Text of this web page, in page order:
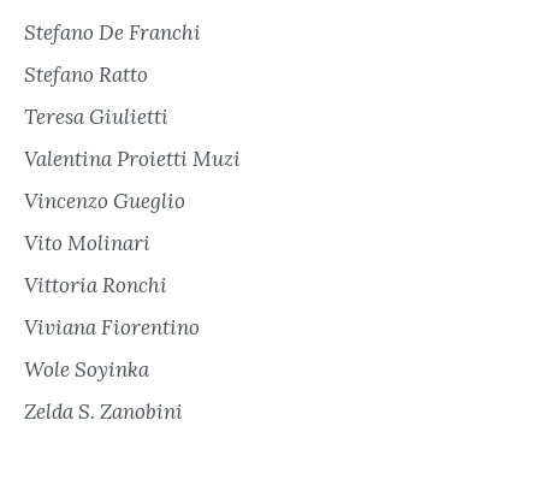
Stefano De Franchi
Stefano Ratto
Teresa Giulietti
Valentina Proietti Muzi
Vincenzo Gueglio
Vito Molinari
Vittoria Ronchi
Viviana Fiorentino
Wole Soyinka
Zelda S. Zanobini